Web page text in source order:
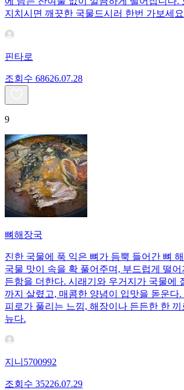
지치시면 깨끗한 국물드시러 한번 가보세
핀타로
조회수 68626.07.28
9
뼈해장국
진한 국물에 푹 익은 뼈가 듬뿍 들어간 뼈
국물 맛이 속을 확 풀어주며, 부드럽게 떨
든함을 더한다. 시래기와 우거지가 국물에
까지 살렸고, 매콤한 양념이 입맛을 돋운다
피로가 풀리는 느낌, 해장이나 든든한 한 끼
뉴다.
지니5700992
조회수 35226.07.29